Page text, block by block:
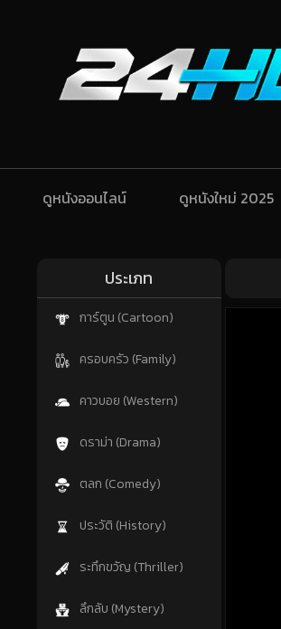
ดูหนังออนไลน์ ดูหนังใหม่ 2025
ประเภท
การ์ตูน (Cartoon)
ครอบครัว (Family)
คาวบอย (Western)
ดราม่า (Drama)
ตลก (Comedy)
ประวัติ (History)
ระทึกขวัญ (Thriller)
ลึกลับ (Mystery)